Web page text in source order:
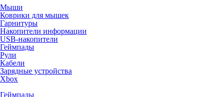
Мыши
Коврики для мышек
Гарнитуры
Накопители информации
USB-накопители
Геймпады
Рули
Кабели
Зарядные устройства
Xbox
Геймпады